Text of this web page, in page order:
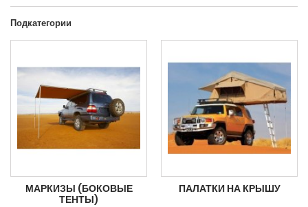
Подкатегории
МАРКИЗЫ (БОКОВЫЕ
ТЕНТЫ)
ПАЛАТКИ НА КРЫШУ